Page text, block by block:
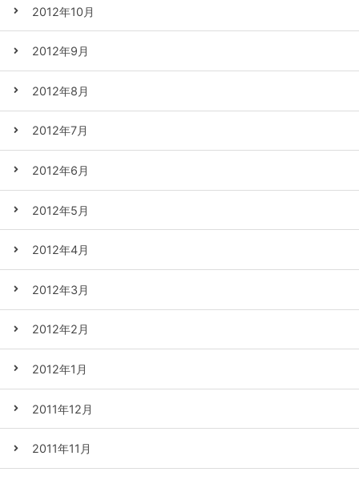
2012年10月
2012年9月
2012年8月
2012年7月
2012年6月
2012年5月
2012年4月
2012年3月
2012年2月
2012年1月
2011年12月
2011年11月